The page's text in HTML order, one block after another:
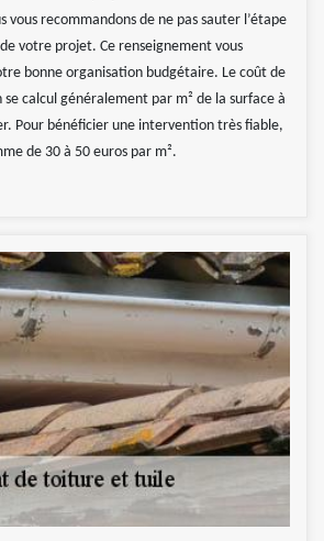
recommandons de ne pas sauter l’étape
votre projet. Ce renseignement vous
bonne organisation budgétaire. Le coût de
calcul généralement par m² de la surface à
Pour bénéficier une intervention très fiable,
de 30 à 50 euros par m².